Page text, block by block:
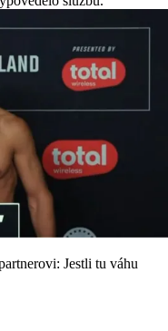
Jestli tu váhu